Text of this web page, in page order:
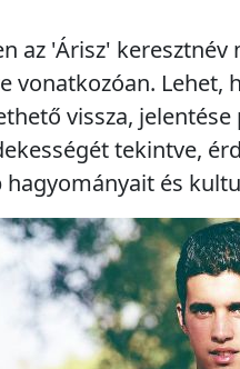
az 'Árisz'
vonatkozóan.
vissza,
tekintve,
és